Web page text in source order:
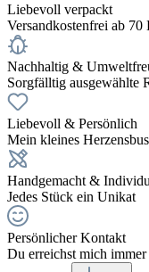
Liebevoll verpackt
Versandkostenfrei ab 70
Nachhaltig &
Sorgfälltig ausgewählte
Liebevoll & Persönlich
Mein kleines
Handgemacht &
Jedes Stück ein Unikat
Persönlicher Kontakt
Du erreichst mich